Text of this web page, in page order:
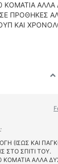
ΑΛΛΑ
ΠΡΟΘΗΚΕΣ
ΚΑΙ
(ΙΣΩΣ ΚΑΙ
ΣΤΟ ΣΠΙΤΙ ΤΟΥ.
ΑΛΛΑ